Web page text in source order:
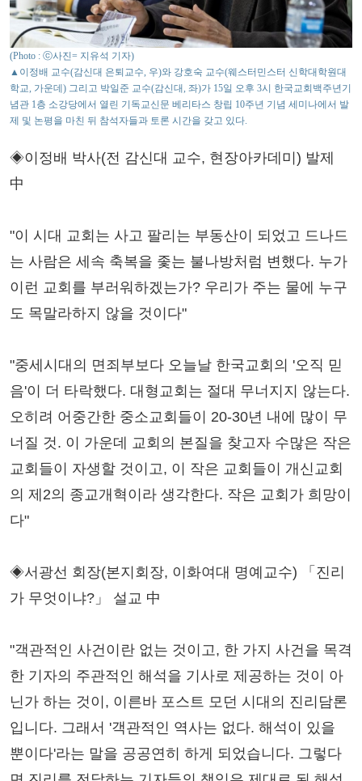
(Photo : ⓒ사진= 지유석 기자)
▲이정배 교수(감신대 은퇴교수, 우)와 강호숙 교수(웨스터민스터 신학대학원대
학교, 가운데) 그리고 박일준 교수(감신대, 좌)가 15일 오후 3시 한국교회백주년기
념관 1층 소강당에서 열린 기독교신문 베리타스 창립 10주년 기념 세미나에서 발
제 및 논평을 마친 뒤 참석자들과 토론 시간을 갖고 있다.
◈이정배 박사(전 감신대 교수, 현장아카데미) 발제
中
"이 시대 교회는 사고 팔리는 부동산이 되었고 드나드
는 사람은 세속 축복을 좇는 불나방처럼 변했다. 누가
이런 교회를 부러워하겠는가? 우리가 주는 물에 누구
도 목말라하지 않을 것이다"
"중세시대의 면죄부보다 오늘날 한국교회의 '오직 믿
음'이 더 타락했다. 대형교회는 절대 무너지지 않는다.
오히려 어중간한 중소교회들이 20-30년 내에 많이 무
너질 것. 이 가운데 교회의 본질을 찾고자 수많은 작은
교회들이 자생할 것이고, 이 작은 교회들이 개신교회
의 제2의 종교개혁이라 생각한다. 작은 교회가 희망이
다"
◈서광선 회장(본지회장, 이화여대 명예교수) 「진리
가 무엇이냐?」 설교 中
"객관적인 사건이란 없는 것이고, 한 가지 사건을 목격
한 기자의 주관적인 해석을 기사로 제공하는 것이 아
닌가 하는 것이, 이른바 포스트 모던 시대의 진리담론
입니다. 그래서 '객관적인 역사는 없다. 해석이 있을
뿐이다'라는 말을 공공연히 하게 되었습니다. 그렇다